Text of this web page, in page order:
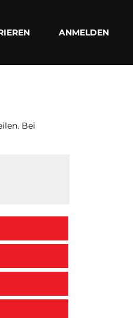
ANMELDEN
Bei